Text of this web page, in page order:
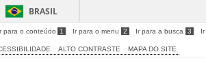
BRASIL
para o conteúdo 1 Ir para o menu 2 Ir para a busca 3
ALTO CONTRASTE MAPA DO SITE